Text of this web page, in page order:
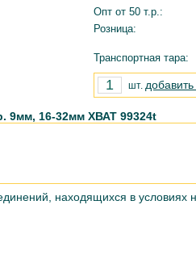
Опт от 50 т.р.:
Розница:
Транспортная тара:
шт. добавить
9мм, 16-32мм ХВАТ 99324t
находящихся в условиях